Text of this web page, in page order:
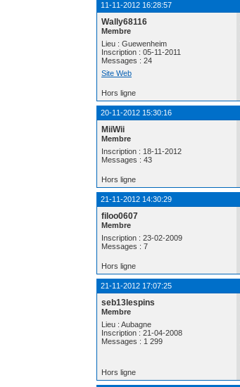
11-11-2012 16:28:57
Wally68116
Membre
Lieu : Guewenheim
Inscription : 05-11-2011
Messages : 24
Site Web
Hors ligne
20-11-2012 15:30:16
MiiWii
Membre
Inscription : 18-11-2012
Messages : 43
Hors ligne
21-11-2012 14:30:29
filoo0607
Membre
Inscription : 23-02-2009
Messages : 7
Hors ligne
21-11-2012 17:07:25
seb13lespins
Membre
Lieu : Aubagne
Inscription : 21-04-2008
Messages : 1 299
Hors ligne